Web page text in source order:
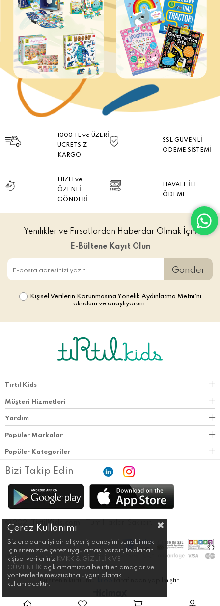
1000 TL ve ÜZERİ
ÜCRETSİZ
KARGO
SSL GÜVENLİ
ÖDEME SİSTEMİ
HIZLI ve
ÖZENLİ
GÖNDERİ
HAVALE İLE
ÖDEME
Yenilikler ve Fırsatlardan Haberdar Olmak İçin
E-Bültene Kayıt Olun
Gönder
Kişisel Verilerin Korunmasına Yönelik Aydınlatma Metni’ni
okudum ve onaylıyorum.
Tırtıl Kids
Müşteri Hizmetleri
Yardım
Popüler Markalar
Popüler Kategoriler
Bizi Takip Edin
© 2021 TirtilKids.com
Bu sitenin kurulumu tarafından yapılmıştır.
Çerez Kullanımı
Sizlere daha iyi bir alışveriş deneyimi sunabilmek
için sitemizde çerez uygulaması vardır, toplanan
kişisel verileriniz KVKK & GİZLİLİK VE
GÜVENLİK açıklamamızda belirtilen amaçlar ve
yöntemlerle mevzuatına uygun olarak
kullanılacaktır.